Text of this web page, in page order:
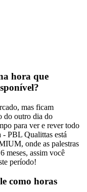
hora que
mas ficam
do outro dia do
para ver e rever todo
- PBL Qualittas está
onde as palestras
meses, assim você
período!
como horas